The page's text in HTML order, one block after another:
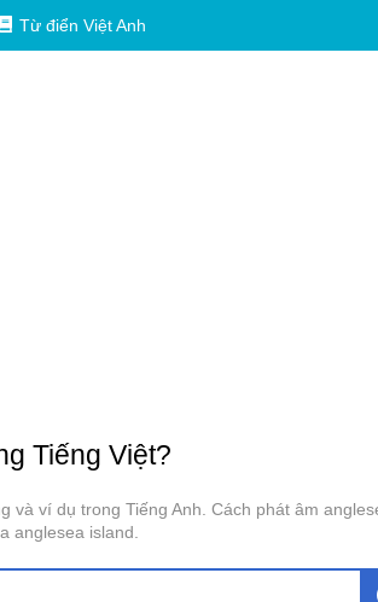
Từ điển Việt Anh
Tiếng Việt?
và ví dụ trong Tiếng Anh. Cách phát âm
anglesea island.